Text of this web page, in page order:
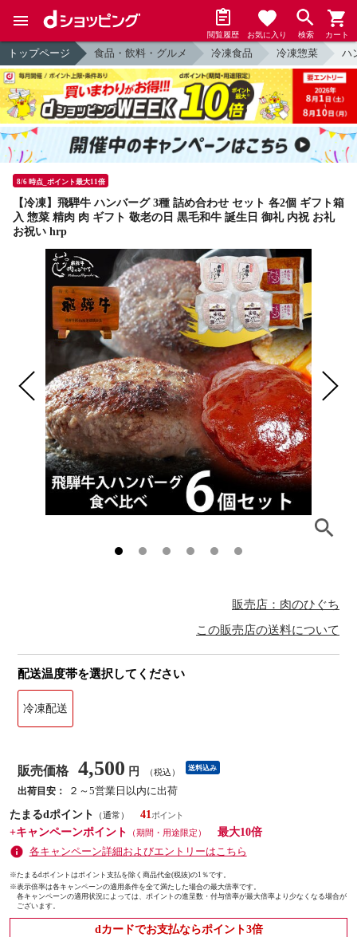
閲覧履歴 お気に入り 検索 カート
トップページ 食品・飲料・グルメ 冷凍食品 冷凍惣菜 ハ
8/6 時点_ポイント最大11倍
【冷凍】飛騨牛 ハンバーグ 3種 詰め合わせ セット 各2個 ギフト箱
入 惣菜 精肉 肉 ギフト 敬老の日 黒毛和牛 誕生日 御礼 内祝 お礼
お祝い hrp
販売店：肉のひぐち
この販売店の送料について
配送温度帯を選択してください
冷凍配送
販売価格 4,500 円 （税込） 送料込み
出荷目安：
２～5営業日以内に出荷
たまるdポイント
（通常）
41
+キャンペーンポイント
（期間・用途限定）
最大10倍
各キャンペーン詳細およびエントリーはこちら
※たまるdポイントはポイント支払を除く商品代金(税抜)の1％です。
※表示倍率は各キャンペーンの適用条件を全て満たした場合の最大倍率です。
各キャンペーンの適用状況によっては、ポイントの進呈数・付与倍率が最大倍率より少なくなる場合が
ございます。
dカードでお支払ならポイント3倍